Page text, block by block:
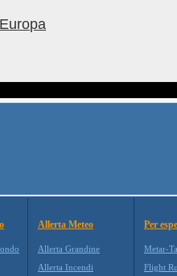
Allerta Meteo
Allerta Grandine
Allerta Incendi
Per
Metar-
Flight